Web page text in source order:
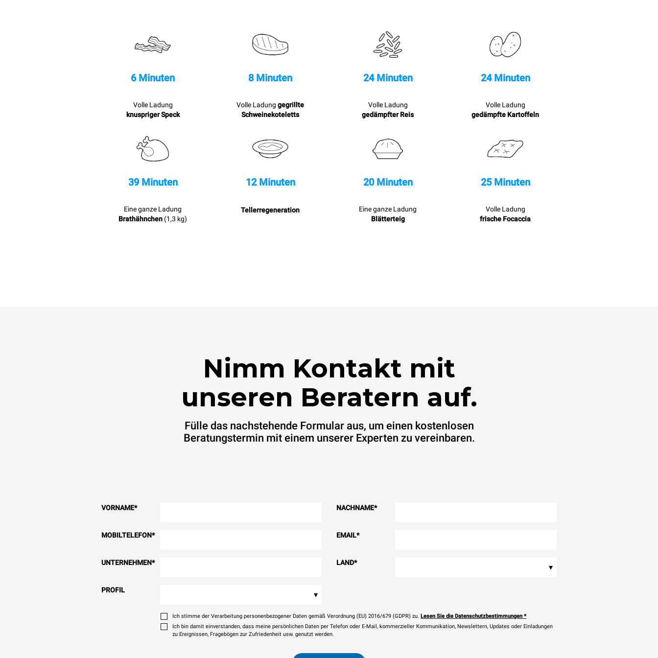
6 Minuten
Volle Ladung
knuspriger Speck
8 Minuten
Volle Ladung gegrillte
Schweinekoteletts
24 Minuten
Volle Ladung
gedämpfter Reis
24 Minuten
Volle Ladung
gedämpfte Kartoffeln
39 Minuten
Eine ganze Ladung
Brathähnchen (1,3 kg)
12 Minuten
Tellerregeneration
20 Minuten
Eine ganze Ladung
Blätterteig
25 Minuten
Volle Ladung
frische Focaccia
Nimm Kontakt mit
unseren Beratern auf.
Fülle das nachstehende Formular aus, um einen kostenlosen
Beratungstermin mit einem unserer Experten zu vereinbaren.
VORNAME* NACHNAME*
MOBILTELEFON* EMAIL*
UNTERNEHMEN* LAND* ▾
PROFIL ▾
Ich stimme der Verarbeitung personenbezogener Daten gemäß Verordnung (EU) 2016/679 (GDPR) zu. Lesen Sie die Datenschutzbestimmungen *
Ich bin damit einverstanden, dass meine persönlichen Daten per Telefon oder E-Mail, kommerzieller Kommunikation, Newslettern, Updates oder Einladungen
zu Ereignissen, Fragebögen zur Zufriedenheit usw. genutzt werden.